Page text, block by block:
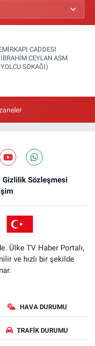
CADDESİ
CEYLAN ASM
SOKAĞI)
Gizlilik Sözleşmesi
Ülke TV Haber Portalı,
ve hızlı bir şekilde
HAVA DURUMU
TRAFIK DURUMU